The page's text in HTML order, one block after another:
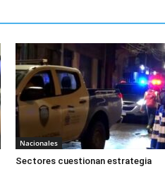
Nacionales
Sectores cuestionan estrategia